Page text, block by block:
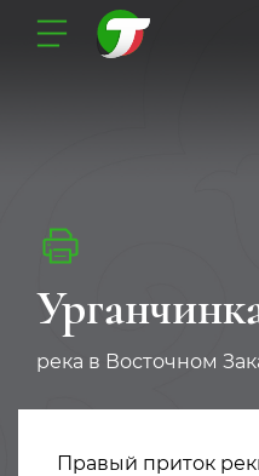
река в Восточном
Правый приток